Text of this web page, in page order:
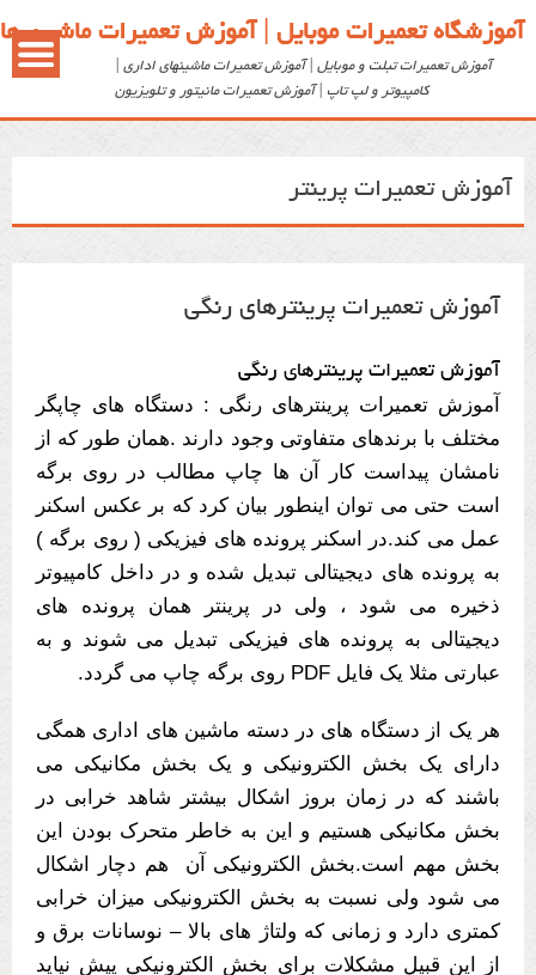
آموزشگاه تعمیرات موبایل | آموزش تعمیرات ماشین
آموزش تعمیرات تبلت و موبایل | آموزش تعمیرات ماشینهای اداری |
کامپیوتر و لپ تاپ | آموزش تعمیرات مانیتور و تلویزیون
آموزش تعمیرات پرینتر
آموزش تعمیرات پرینترهای رنگی
آموزش تعمیرات پرینترهای رنگی
آموزش تعمیرات پرینترهای رنگی : دستگاه های چاپگر
مختلف با برندهای متفاوتی وجود دارند .همان طور که از
نامشان پیداست کار آن ها چاپ مطالب در روی برگه
است حتی می توان اینطور بیان کرد که بر عکس اسکنر
عمل می کند.در اسکنر پرونده های فیزیکی ( روی برگه )
به پرونده های دیجیتالی تبدیل شده و در داخل کامپیوتر
ذخیره می شود ، ولی در پرینتر همان پرونده های
دیجیتالی به پرونده های فیزیکی تبدیل می شوند و به
عبارتی مثلا یک فایل PDF روی برگه چاپ می گردد.
هر یک از دستگاه های در دسته ماشین های اداری همگی
دارای یک بخش الکترونیکی و یک بخش مکانیکی می
باشند که در زمان بروز اشکال بیشتر شاهد خرابی در
بخش مکانیکی هستیم و این به خاطر متحرک بودن این
بخش مهم است.بخش الکترونیکی آن هم دچار اشکال
می شود ولی نسبت به بخش الکترونیکی میزان خرابی
کمتری دارد و زمانی که ولتاژ های بالا – نوسانات برق و
از این قبیل مشکلات برای بخش الکترونیکی پیش نیاید